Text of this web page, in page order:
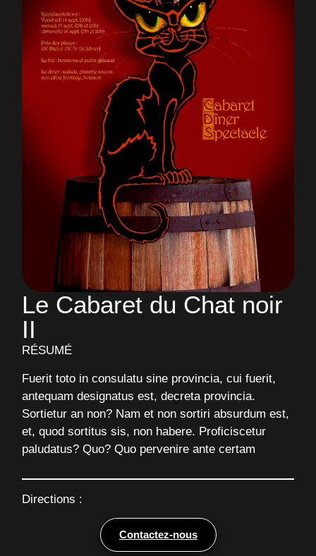
Le Cabaret du Chat noir
II
RÉSUMÉ
Fuerit toto in consulatu sine provincia, cui fuerit,
antequam designatus est, decreta provincia.
Sortietur an non? Nam et non sortiri absurdum est,
et, quod sortitus sis, non habere. Proficiscetur
paludatus? Quo? Quo pervenire ante certam
Directions :
Contactez-nous